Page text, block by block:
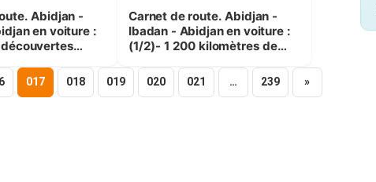
Abidjan -
en voiture :
Carnet de route. Abidjan -
Ibadan - Abidjan en voiture :
(1/2)- 1 200 kilomètres de
017 018 019 020 021 … 239 »